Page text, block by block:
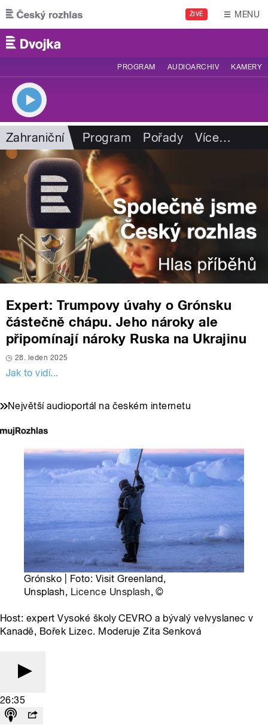
Přejít k hlavnímu obsahu
ŽIVĚ MENU
PROGRAM AUDIOARCHIV KAMERY
Zahraniční Program Pořady Více…
Expert: Trumpovy úvahy o Grónsku
částečně chápu. Jeho nároky ale
připomínají nároky Ruska na Ukrajinu
28. leden 2025
Jak to vidí...
Největší audioportál na českém internetu
Grónsko | Foto: Visit Greenland,
Unsplash, Licence Unsplash,©
Host: expert Vysoké školy CEVRO a bývalý velvyslanec v
Kanadě, Bořek Lizec. Moderuje Zita Senková
26:35